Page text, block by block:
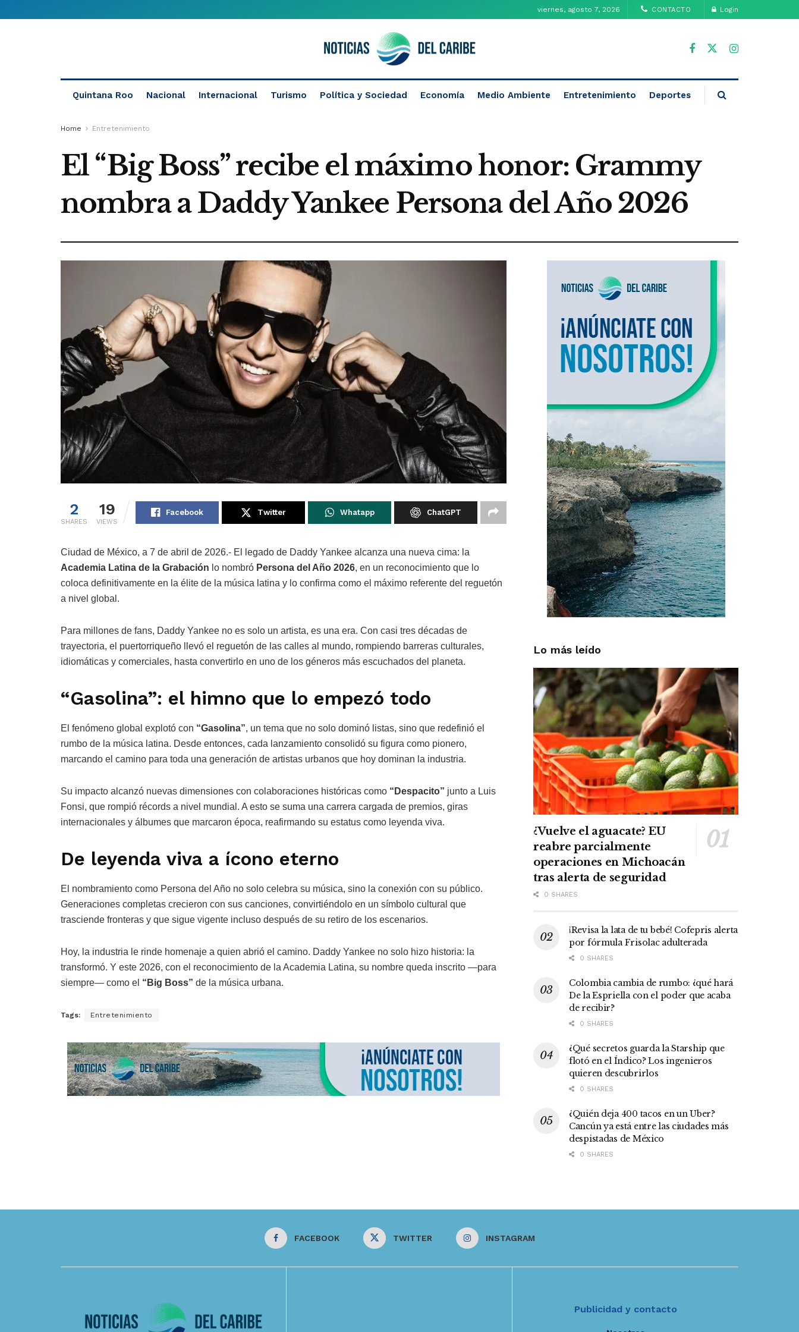
viernes, agosto 7, 2026 CONTACTO Login
Quintana Roo Nacional Internacional Turismo Política y Sociedad Economía Medio Ambiente Entretenimiento Deportes
Home Entretenimiento
El “Big Boss” recibe el máximo honor: Grammy
nombra a Daddy Yankee Persona del Año 2026
2
SHARES
19
VIEWS
Facebook Twitter Whatapp ChatGPT
Ciudad de México, a 7 de abril de 2026.- El legado de Daddy Yankee alcanza una nueva cima: la
Academia Latina de la Grabación lo nombró Persona del Año 2026, en un reconocimiento que lo
coloca definitivamente en la élite de la música latina y lo confirma como el máximo referente del reguetón
a nivel global.
Para millones de fans, Daddy Yankee no es solo un artista, es una era. Con casi tres décadas de
trayectoria, el puertorriqueño llevó el reguetón de las calles al mundo, rompiendo barreras culturales,
idiomáticas y comerciales, hasta convertirlo en uno de los géneros más escuchados del planeta.
“Gasolina”: el himno que lo empezó todo
El fenómeno global explotó con “Gasolina”, un tema que no solo dominó listas, sino que redefinió el
rumbo de la música latina. Desde entonces, cada lanzamiento consolidó su figura como pionero,
marcando el camino para toda una generación de artistas urbanos que hoy dominan la industria.
Su impacto alcanzó nuevas dimensiones con colaboraciones históricas como “Despacito” junto a Luis
Fonsi, que rompió récords a nivel mundial. A esto se suma una carrera cargada de premios, giras
internacionales y álbumes que marcaron época, reafirmando su estatus como leyenda viva.
De leyenda viva a ícono eterno
El nombramiento como Persona del Año no solo celebra su música, sino la conexión con su público.
Generaciones completas crecieron con sus canciones, convirtiéndolo en un símbolo cultural que
trasciende fronteras y que sigue vigente incluso después de su retiro de los escenarios.
Hoy, la industria le rinde homenaje a quien abrió el camino. Daddy Yankee no solo hizo historia: la
transformó. Y este 2026, con el reconocimiento de la Academia Latina, su nombre queda inscrito —para
siempre— como el “Big Boss” de la música urbana.
Tags: Entretenimiento
Lo más leído
¿Vuelve el aguacate? EU
reabre parcialmente
operaciones en Michoacán
tras alerta de seguridad
0 SHARES
¡Revisa la lata de tu bebé! Cofepris alerta
por fórmula Frisolac adulterada
0 SHARES
Colombia cambia de rumbo: ¿qué hará
De la Espriella con el poder que acaba
de recibir?
0 SHARES
¿Qué secretos guarda la Starship que
flotó en el Índico? Los ingenieros
quieren descubrirlos
0 SHARES
¿Quién deja 400 tacos en un Uber?
Cancún ya está entre las ciudades más
despistadas de México
0 SHARES
FACEBOOK TWITTER INSTAGRAM
Publicidad y contacto